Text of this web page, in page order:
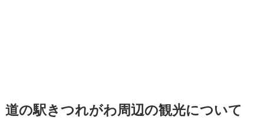
道の駅きつれがわ周辺の観光について